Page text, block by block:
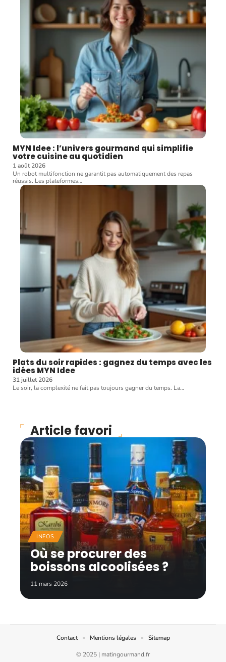
MYN Idee : l’univers gourmand qui simplifie
votre cuisine au quotidien
1 août 2026
Un robot multifonction ne garantit pas automatiquement des repas
réussis. Les plateformes…
Plats du soir rapides : gagnez du temps avec les
idées MYN Idee
31 juillet 2026
Le soir, la complexité ne fait pas toujours gagner du temps. La…
Article favori
INFOS
Où se procurer des
boissons alcoolisées ?
11 mars 2026
© 2025 | matingourmand.fr
Contact Mentions légales Sitemap